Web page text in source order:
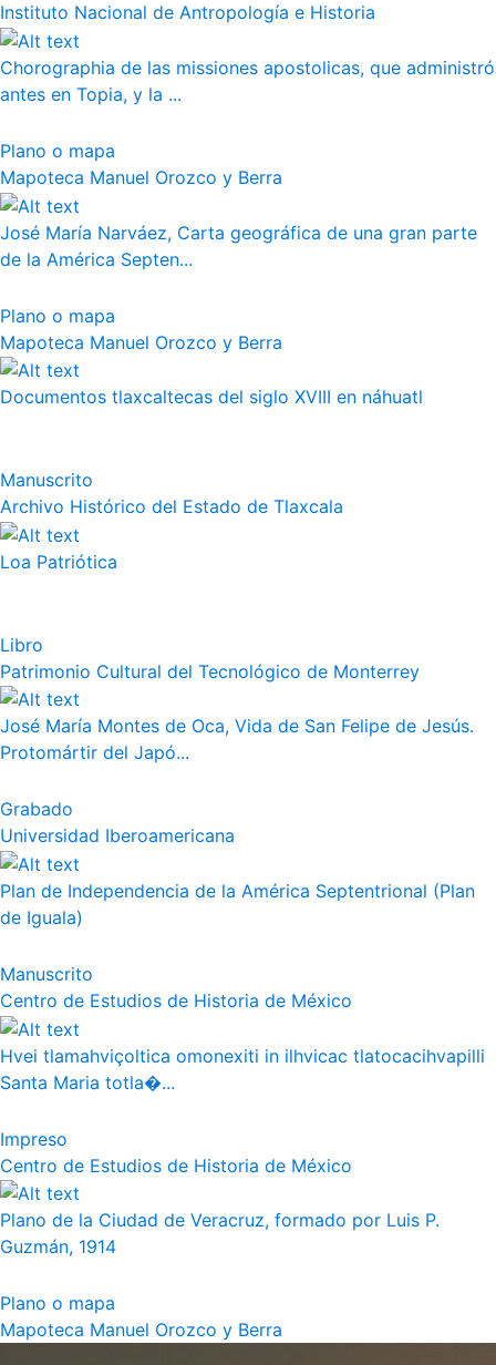
Instituto Nacional de Antropología e Historia
Chorographia de las missiones apostolicas, que administró
antes en Topia, y la ...
Plano o mapa
Mapoteca Manuel Orozco y Berra
José María Narváez, Carta geográfica de una gran parte
de la América Septen...
Plano o mapa
Mapoteca Manuel Orozco y Berra
Documentos tlaxcaltecas del siglo XVIII en náhuatl
Manuscrito
Archivo Histórico del Estado de Tlaxcala
Loa Patriótica
Libro
Patrimonio Cultural del Tecnológico de Monterrey
José María Montes de Oca, Vida de San Felipe de Jesús.
Protomártir del Japó...
Grabado
Universidad Iberoamericana
Plan de Independencia de la América Septentrional (Plan
de Iguala)
Manuscrito
Centro de Estudios de Historia de México
Hvei tlamahviçoltica omonexiti in ilhvicac tlatocacihvapilli
Santa Maria totla�...
Impreso
Centro de Estudios de Historia de México
Plano de la Ciudad de Veracruz, formado por Luis P.
Guzmán, 1914
Plano o mapa
Mapoteca Manuel Orozco y Berra